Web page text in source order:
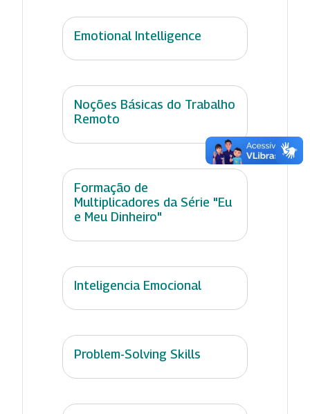
Emotional Intelligence
Noções Básicas do Trabalho
Remoto
Formação de
Multiplicadores da Série "Eu
e Meu Dinheiro"
Inteligencia Emocional
Problem-Solving Skills